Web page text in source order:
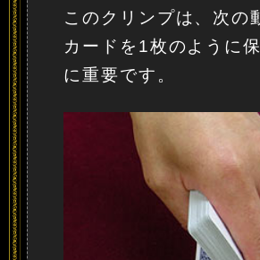
このクリンプは、次の
カードを1枚のように
に重要です。